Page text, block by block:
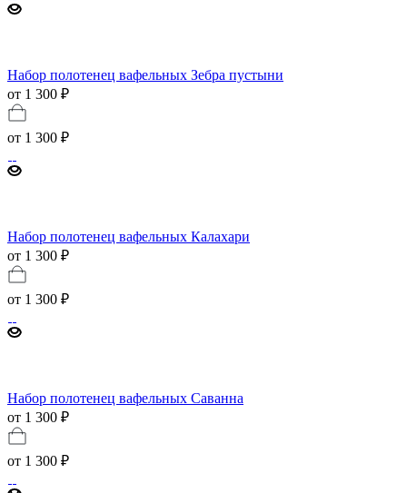
Набор полотенец вафельных Зебра пустыни
от 1 300 ₽
от 1 300 ₽
Набор полотенец вафельных Калахари
от 1 300 ₽
от 1 300 ₽
Набор полотенец вафельных Саванна
от 1 300 ₽
от 1 300 ₽